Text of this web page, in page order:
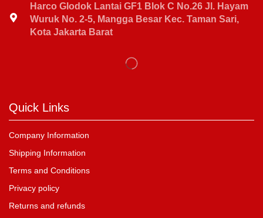
Harco Glodok Lantai GF1 Blok C No.26 Jl. Hayam
Wuruk No. 2-5, Mangga Besar Kec. Taman Sari,
Kota Jakarta Barat
Quick Links
Company Information
Shipping Information
Terms and Conditions
Privacy policy
Returns and refunds